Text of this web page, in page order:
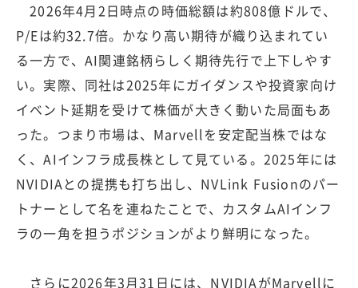
2026年4月2日時点の時価総額は約808億ドルで、
P/Eは約32.7倍。かなり高い期待が織り込まれてい
る一方で、AI関連銘柄らしく期待先行で上下しやす
い。実際、同社は2025年にガイダンスや投資家向け
イベント延期を受けて株価が大きく動いた局面もあ
った。つまり市場は、Marvellを安定配当株ではな
く、AIインフラ成長株として見ている。2025年には
NVIDIAとの提携も打ち出し、NVLink Fusionのパー
トナーとして名を連ねたことで、カスタムAIインフ
ラの一角を担うポジションがより鮮明になった。
さらに2026年3月31日には、NVIDIAがMarvellに